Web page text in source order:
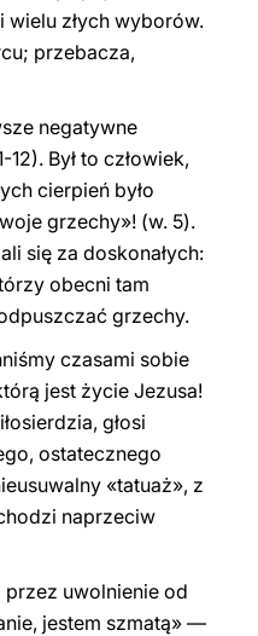
złych wyborów.
przebacza,
negatywne
12). Był to człowiek,
cierpień było
grzechy»! (w. 5).
się za doskonałych:
obecni tam
grzechy.
czasami sobie
jest życie Jezusa!
głosi
ostatecznego
«tatuaż», z
naprzeciw
uwolnienie od
jestem szmatą» —